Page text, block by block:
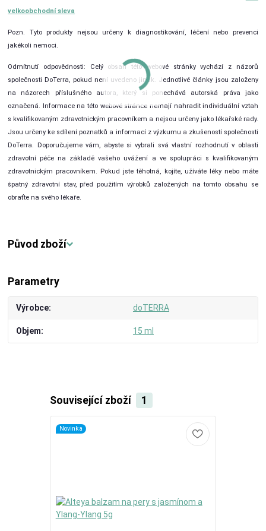
velkoobchodní sleva
Pozn. Tyto produkty nejsou určeny k diagnostikování, léčení nebo prevenci
jakékoli nemoci.
Odmítnutí odpovědnosti: Celý obsah této webové stránky vychází z názorů
společnosti DoTerra, pokud není uvedeno jinak. Jednotlivé články jsou založeny
na názorech příslušného autora, který si ponechává autorská práva jako
označená. Informace na této webové stránce nemají nahradit individuální vztah
s kvalifikovaným zdravotnickým pracovníkem a nejsou určeny jako lékařské rady.
Jsou určeny ke sdílení poznatků a informací z výzkumu a zkušeností společnosti
DoTerra. Doporučujeme vám, abyste si vybrali svá vlastní rozhodnutí v oblasti
zdravotní péče na základě vašeho uvážení a ve spolupráci s kvalifikovaným
zdravotnickým pracovníkem. Pokud jste těhotná, kojíte, užíváte léky nebo máte
špatný zdravotní stav, před použitím výrobků založených na tomto obsahu se
obraťte na svého lékaře.
Původ zboží
Parametry
Výrobce doTERRA
Objem 15 ml
Související zboží 1
Novinka